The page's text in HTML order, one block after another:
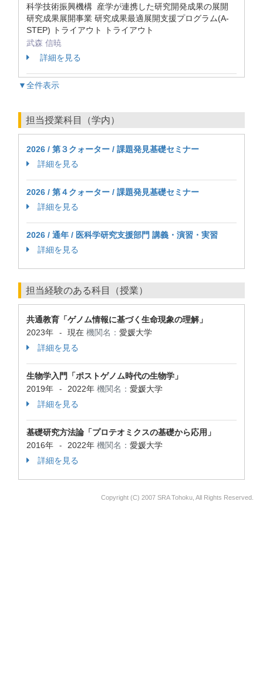
科学技術振興機構 産学が連携した研究開発成果の展開
研究成果展開事業 研究成果最適展開支援プログラム(A-
STEP) トライアウト トライアウト
武森 信暁
詳細を見る
▼全件表示
担当授業科目（学内）
2026 / 第３クォーター / 課題発見基礎セミナー
詳細を見る
2026 / 第４クォーター / 課題発見基礎セミナー
詳細を見る
2026 / 通年 / 医科学研究支援部門 講義・演習・実習
詳細を見る
担当経験のある科目（授業）
共通教育「ゲノム情報に基づく生命現象の理解」
2023年
- 現在 機関名： 愛媛大学
詳細を見る
生物学入門「ポストゲノム時代の生物学」
2019年
- 2022年 機関名： 愛媛大学
詳細を見る
基礎研究方法論「プロテオミクスの基礎から応用」
2016年
- 2022年 機関名： 愛媛大学
詳細を見る
Copyright (C) 2007 SRA Tohoku, All Rights Reserved.